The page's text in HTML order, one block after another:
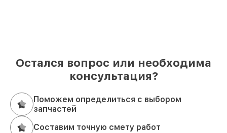
Остался вопрос или необходима
консультация?
Поможем определиться с выбором
запчастей
Составим точную смету работ